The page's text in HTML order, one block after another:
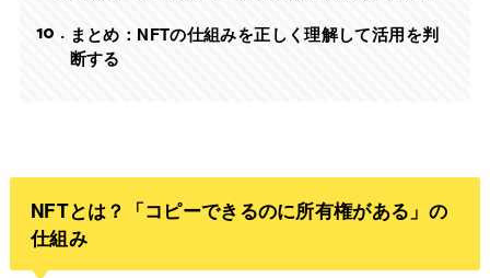
10
まとめ：NFTの仕組みを正しく理解して活用を判
断する
NFTとは？「コピーできるのに所有権がある」の
仕組み